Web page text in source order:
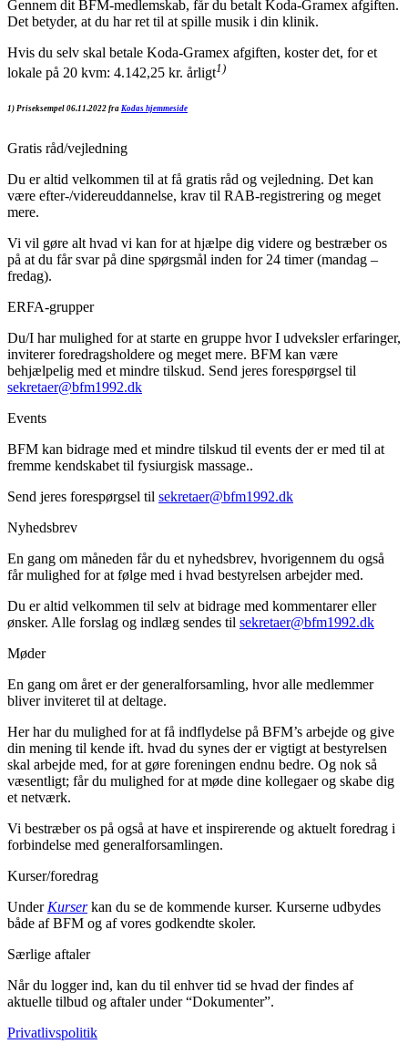
Gennem dit BFM-medlemskab, får du betalt Koda-Gramex afgiften.
Det betyder, at du har ret til at spille musik i din klinik.
Hvis du selv skal betale Koda-Gramex afgiften, koster det, for et
lokale på 20 kvm: 4.142,25 kr. årligt1)
1) Priseksempel 06.11.2022 fra Kodas hjemmeside
Gratis råd/vejledning
Du er altid velkommen til at få gratis råd og vejledning. Det kan
være efter-/videreuddannelse, krav til RAB-registrering og meget
mere.
Vi vil gøre alt hvad vi kan for at hjælpe dig videre og bestræber os
på at du får svar på dine spørgsmål inden for 24 timer (mandag –
fredag).
ERFA-grupper
Du/I har mulighed for at starte en gruppe hvor I udveksler erfaringer,
inviterer foredragsholdere og meget mere. BFM kan være
behjælpelig med et mindre tilskud. Send jeres forespørgsel til
sekretaer@bfm1992.dk
Events
BFM kan bidrage med et mindre tilskud til events der er med til at
fremme kendskabet til fysiurgisk massage..
Send jeres forespørgsel til sekretaer@bfm1992.dk
Nyhedsbrev
En gang om måneden får du et nyhedsbrev, hvorigennem du også
får mulighed for at følge med i hvad bestyrelsen arbejder med.
Du er altid velkommen til selv at bidrage med kommentarer eller
ønsker. Alle forslag og indlæg sendes til sekretaer@bfm1992.dk
Møder
En gang om året er der generalforsamling, hvor alle medlemmer
bliver inviteret til at deltage.
Her har du mulighed for at få indflydelse på BFM’s arbejde og give
din mening til kende ift. hvad du synes der er vigtigt at bestyrelsen
skal arbejde med, for at gøre foreningen endnu bedre. Og nok så
væsentligt; får du mulighed for at møde dine kollegaer og skabe dig
et netværk.
Vi bestræber os på også at have et inspirerende og aktuelt foredrag i
forbindelse med generalforsamlingen.
Kurser/foredrag
Under Kurserkan du se de kommende kurser. Kurserne udbydes
både af BFM og af vores godkendte skoler.
Særlige aftaler
Når du logger ind, kan du til enhver tid se hvad der findes af
aktuelle tilbud og aftaler under “Dokumenter”.
Privatlivspolitik